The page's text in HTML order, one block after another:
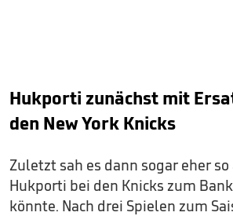
Hukporti zunächst mit
den New York Knicks
Zuletzt sah es dann sogar eher so
Hukporti bei den Knicks zum
könnte. Nach drei Spielen zum